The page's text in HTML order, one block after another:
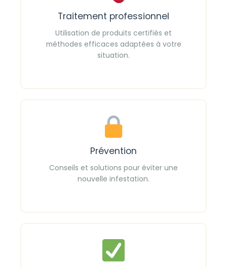
Traitement professionnel
Utilisation de produits certifiés et
méthodes efficaces adaptées à votre
situation.
Prévention
Conseils et solutions pour éviter une
nouvelle infestation.